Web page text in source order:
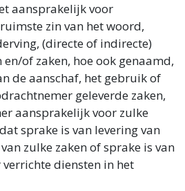
aansprakelijk voor
zin van het woord,
(directe of indirecte)
of zaken, hoe ook genaamd,
de aanschaf, het gebruik of
geleverde zaken,
aansprakelijk voor zulke
sprake is van levering van
zulke zaken of sprake is van
diensten in het